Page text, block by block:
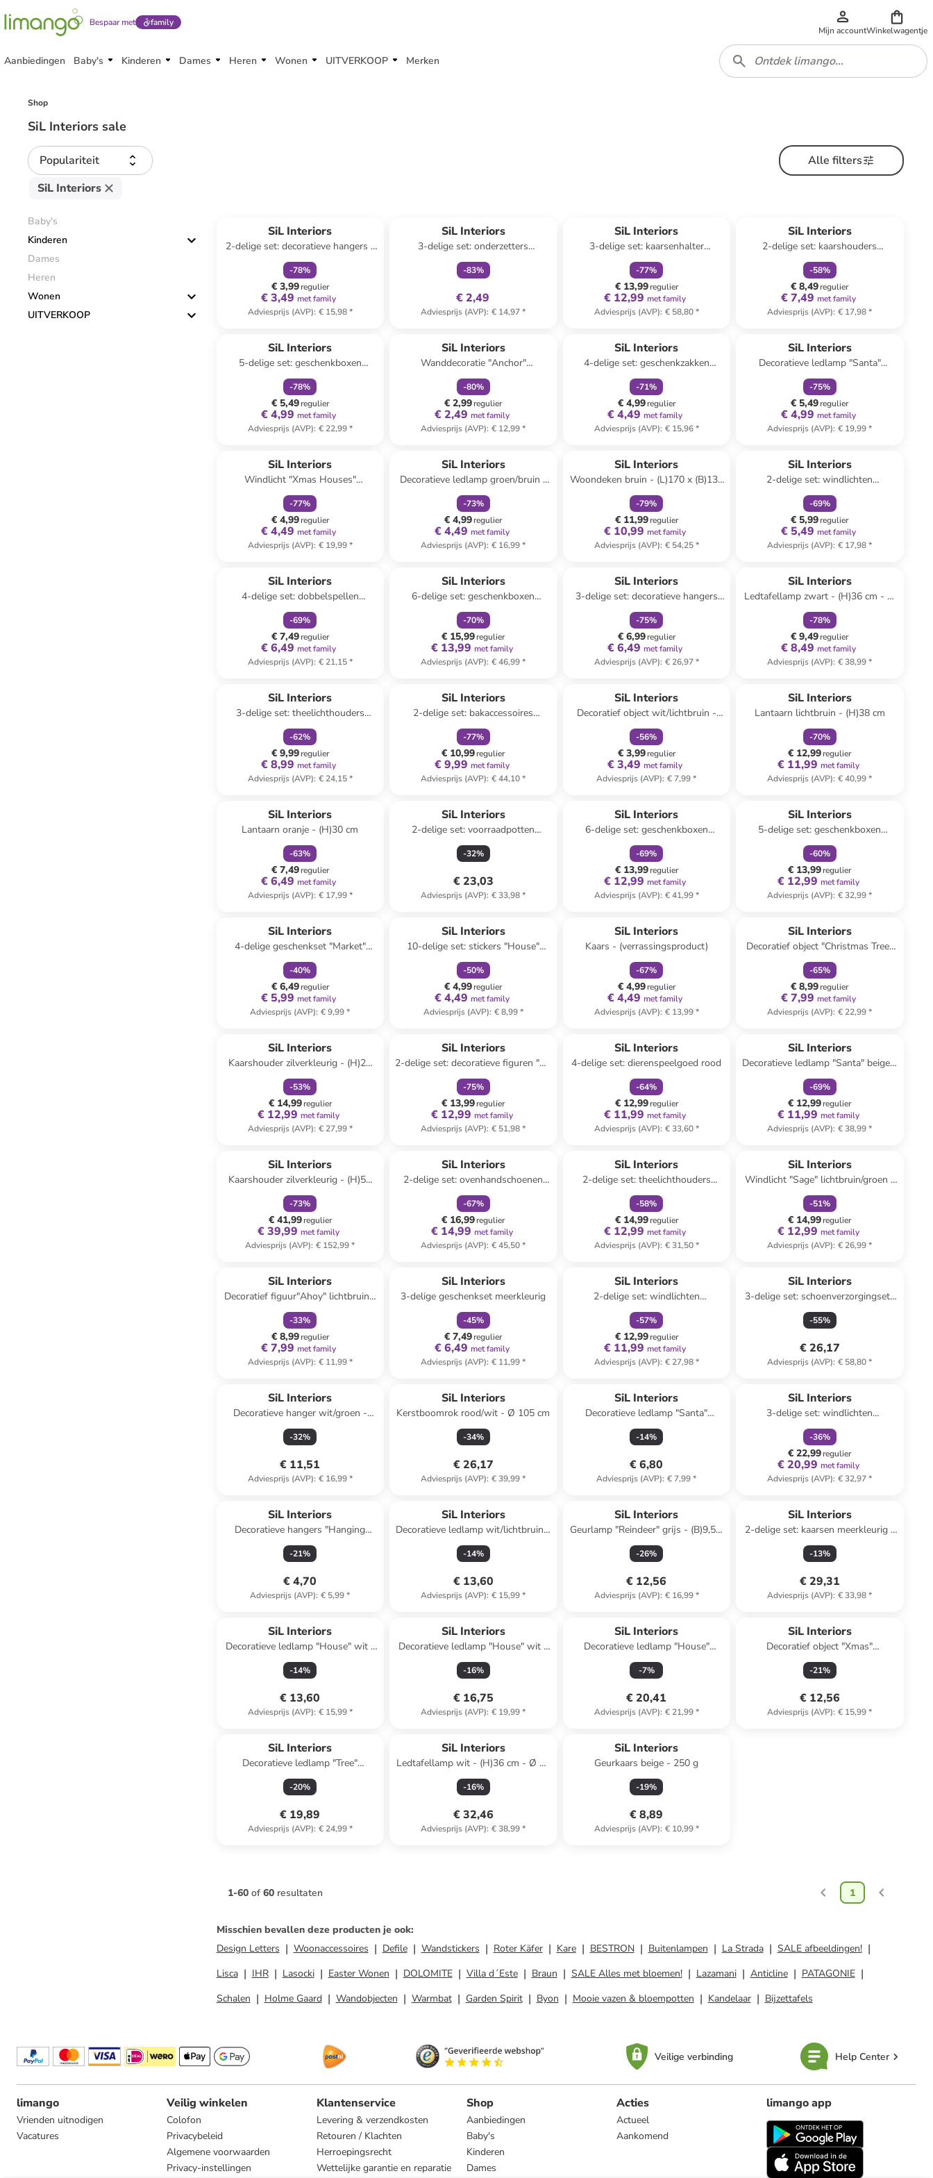
Bespaar met family
Mijn accountWinkelwagentje
Aanbiedingen Baby's Kinderen Dames Heren Wonen UITVERKOOP Merken
Shop
SiL Interiors sale
Populariteit
Alle filters
SiL Interiors
Baby's
Kinderen
Dames
Heren
Wonen
UITVERKOOP
SiL Interiors
2-delige set: decoratieve hangers -
(L)25 cm (verrassingsproduct)
-78%
€ 3,99regulier
€ 3,49 met family
Adviesprijs (AVP): € 15,98*
SiL Interiors
3-delige set: onderzetters
meerkleurig - Ø 10 cm
-83%
€ 2,49
Adviesprijs (AVP): € 14,97*
SiL Interiors
3-delige set: kaarsenhalter
(verrassingsproduct)
-77%
€ 13,99regulier
€ 12,99 met family
Adviesprijs (AVP): € 58,80*
SiL Interiors
2-delige set: kaarshouders
lichtbruin/lichtroze - (H)8 cm
-58%
€ 8,49regulier
€ 7,49 met family
Adviesprijs (AVP): € 17,98*
SiL Interiors
5-delige set: geschenkboxen
lichtbruin/rood
-78%
€ 5,49regulier
€ 4,99 met family
Adviesprijs (AVP): € 22,99*
SiL Interiors
Wanddecoratie "Anchor"
grijs/lichtblauw - (B)22,5 x (H)33
cm
-80%
€ 2,99regulier
€ 2,49 met family
Adviesprijs (AVP): € 12,99*
SiL Interiors
4-delige set: geschenkzakken
zwart/meerkleurig - (B)26 x (H)33 x
(D)13 cm
-71%
€ 4,99regulier
€ 4,49 met family
Adviesprijs (AVP): € 15,96*
SiL Interiors
Decoratieve ledlamp "Santa"
lichtbruin/groen - (H)39 cm
-75%
€ 5,49regulier
€ 4,99 met family
Adviesprijs (AVP): € 19,99*
SiL Interiors
Windlicht "Xmas Houses"
lichtbruin/wit - (B)30 x (H)13,5 x
(D)7,5 cm
-77%
€ 4,99regulier
€ 4,49 met family
Adviesprijs (AVP): € 19,99*
SiL Interiors
Decoratieve ledlamp groen/bruin -
(B)30 x (H)47 x (D)8 cm
-73%
€ 4,99regulier
€ 4,49 met family
Adviesprijs (AVP): € 16,99*
SiL Interiors
Woondeken bruin - (L)170 x (B)130
cm
-79%
€ 11,99regulier
€ 10,99 met family
Adviesprijs (AVP): € 54,25*
SiL Interiors
2-delige set: windlichten
"Deer/Tree" groen - (H)10 x Ø 8,8
cm
-69%
€ 5,99regulier
€ 5,49 met family
Adviesprijs (AVP): € 17,98*
SiL Interiors
4-delige set: dobbelspellen
zwart/wit
-69%
€ 7,49regulier
€ 6,49 met family
Adviesprijs (AVP): € 21,15*
SiL Interiors
6-delige set: geschenkboxen
beige/rood
-70%
€ 15,99regulier
€ 13,99 met family
Adviesprijs (AVP): € 46,99*
SiL Interiors
3-delige set: decoratieve hangers
"Six Pack Beer" goudkleurig/rood -
(H)8,6 cm
-75%
€ 6,99regulier
€ 6,49 met family
Adviesprijs (AVP): € 26,97*
SiL Interiors
Ledtafellamp zwart - (H)36 cm - Ø
11 cm
-78%
€ 9,49regulier
€ 8,49 met family
Adviesprijs (AVP): € 38,99*
SiL Interiors
3-delige set: theelichthouders
"Mushrooms" groen/lichtroze/rood -
(H)8,5 cm
-62%
€ 9,99regulier
€ 8,99 met family
Adviesprijs (AVP): € 24,15*
SiL Interiors
2-delige set: bakaccessoires
lichtbruin
-77%
€ 10,99regulier
€ 9,99 met family
Adviesprijs (AVP): € 44,10*
SiL Interiors
Decoratief object wit/lichtbruin -
(B)15,5 x (H)21 x (D)5 cm
-56%
€ 3,99regulier
€ 3,49 met family
Adviesprijs (AVP): € 7,99*
SiL Interiors
Lantaarn lichtbruin - (H)38 cm
-70%
€ 12,99regulier
€ 11,99 met family
Adviesprijs (AVP): € 40,99*
SiL Interiors
Lantaarn oranje - (H)30 cm
-63%
€ 7,49regulier
€ 6,49 met family
Adviesprijs (AVP): € 17,99*
SiL Interiors
2-delige set: voorraadpotten
turquoise/crème - (H)13,5 cm x Ø
10 cm
-32%
€ 23,03
Adviesprijs (AVP): € 33,98*
SiL Interiors
6-delige set: geschenkboxen
rood/wit/lichtbruin
-69%
€ 13,99regulier
€ 12,99 met family
Adviesprijs (AVP): € 41,99*
SiL Interiors
5-delige set: geschenkboxen
meerkleurig
-60%
€ 13,99regulier
€ 12,99 met family
Adviesprijs (AVP): € 32,99*
SiL Interiors
4-delige geschenkset "Market"
meerkleurig
-40%
€ 6,49regulier
€ 5,99 met family
Adviesprijs (AVP): € 9,99*
SiL Interiors
10-delige set: stickers "House"
zilverkleurig
-50%
€ 4,99regulier
€ 4,49 met family
Adviesprijs (AVP): € 8,99*
SiL Interiors
Kaars - (verrassingsproduct)
-67%
€ 4,99regulier
€ 4,49 met family
Adviesprijs (AVP): € 13,99*
SiL Interiors
Decoratief object "Christmas Tree"
groen/wit - (H)31 x Ø 15 cm
-65%
€ 8,99regulier
€ 7,99 met family
Adviesprijs (AVP): € 22,99*
SiL Interiors
Kaarshouder zilverkleurig - (H)28
cm
-53%
€ 14,99regulier
€ 12,99 met family
Adviesprijs (AVP): € 27,99*
SiL Interiors
2-delige set: decoratieve figuren "Mr
& Mrs Santa" beige/zwart - (H)53
cm
-75%
€ 13,99regulier
€ 12,99 met family
Adviesprijs (AVP): € 51,98*
SiL Interiors
4-delige set: dierenspeelgoed rood
-64%
€ 12,99regulier
€ 11,99 met family
Adviesprijs (AVP): € 33,60*
SiL Interiors
Decoratieve ledlamp "Santa" beige -
(B)19 x (H)68 x (D)14 cm
-69%
€ 12,99regulier
€ 11,99 met family
Adviesprijs (AVP): € 38,99*
SiL Interiors
Kaarshouder zilverkleurig - (H)58
cm
-73%
€ 41,99regulier
€ 39,99 met family
Adviesprijs (AVP): € 152,99*
SiL Interiors
2-delige set: ovenhandschoenen
crème/rood - (L)92 x (B)18 cm
-67%
€ 16,99regulier
€ 14,99 met family
Adviesprijs (AVP): € 45,50*
SiL Interiors
2-delige set: theelichthouders
groen/lichtblauw - (B)20 x (H)8 x
(D)14 cm
-58%
€ 14,99regulier
€ 12,99 met family
Adviesprijs (AVP): € 31,50*
SiL Interiors
Windlicht "Sage" lichtbruin/groen -
(L)14 x (B)39 cm
-51%
€ 14,99regulier
€ 12,99 met family
Adviesprijs (AVP): € 26,99*
SiL Interiors
Decoratief figuur"Ahoy" lichtbruin -
(B)28,5 x (H)11 cm
-33%
€ 8,99regulier
€ 7,99 met family
Adviesprijs (AVP): € 11,99*
SiL Interiors
3-delige geschenkset meerkleurig
-45%
€ 7,49regulier
€ 6,49 met family
Adviesprijs (AVP): € 11,99*
SiL Interiors
2-delige set: windlichten
lichtblauw/groen - (H)15 x Ø 14,5
cm
-57%
€ 12,99regulier
€ 11,99 met family
Adviesprijs (AVP): € 27,98*
SiL Interiors
3-delige set: schoenverzorgingsets
bruin
-55%
€ 26,17
Adviesprijs (AVP): € 58,80*
SiL Interiors
Decoratieve hanger wit/groen -
(L)40 x (B)38 cm
-32%
€ 11,51
Adviesprijs (AVP): € 16,99*
SiL Interiors
Kerstboomrok rood/wit - Ø 105 cm
-34%
€ 26,17
Adviesprijs (AVP): € 39,99*
SiL Interiors
Decoratieve ledlamp "Santa"
wit/lichtbruin - (B)8 x (H)14 x (D)7,5
cm
-14%
€ 6,80
Adviesprijs (AVP): € 7,99*
SiL Interiors
3-delige set: windlichten
wit/lichtbruin - (B)17 x (H)14 x (D)5
cm
-36%
€ 22,99regulier
€ 20,99 met family
Adviesprijs (AVP): € 32,97*
SiL Interiors
Decoratieve hangers "Hanging
Santa" rood/wit/grijs - (B)5,4 x
(H)10 x (D)4 cm
-21%
€ 4,70
Adviesprijs (AVP): € 5,99*
SiL Interiors
Decoratieve ledlamp wit/lichtbruin -
(B)15 x (H)15 x (D)6,5 cm
-14%
€ 13,60
Adviesprijs (AVP): € 15,99*
SiL Interiors
Geurlamp "Reindeer" grijs - (B)9,5 x
(H)14 x (D)13 cm
-26%
€ 12,56
Adviesprijs (AVP): € 16,99*
SiL Interiors
2-delige set: kaarsen meerkleurig -
2x 50 g
-13%
€ 29,31
Adviesprijs (AVP): € 33,98*
SiL Interiors
Decoratieve ledlamp "House" wit -
(B)11,5 x (H)14 x (D)6,5 cm
-14%
€ 13,60
Adviesprijs (AVP): € 15,99*
SiL Interiors
Decoratieve ledlamp "House" wit -
(B)13 x (H)17,5 x (D)6,5 cm
-16%
€ 16,75
Adviesprijs (AVP): € 19,99*
SiL Interiors
Decoratieve ledlamp "House"
groen/lichtbruin - Ø 30 cm
-7%
€ 20,41
Adviesprijs (AVP): € 21,99*
SiL Interiors
Decoratief object "Xmas"
lichtbruin/beige/wit - (B)33 x (H)22
x (D)6 cm
-21%
€ 12,56
Adviesprijs (AVP): € 15,99*
SiL Interiors
Decoratieve ledlamp "Tree"
wit/lichtbruin - (B)20 x (H)20,5 x
(D)5,5 cm
-20%
€ 19,89
Adviesprijs (AVP): € 24,99*
SiL Interiors
Ledtafellamp wit - (H)36 cm - Ø 11
cm
-16%
€ 32,46
Adviesprijs (AVP): € 38,99*
SiL Interiors
Geurkaars beige - 250 g
-19%
€ 8,89
Adviesprijs (AVP): € 10,99*
1-60 of 60 resultaten 1
Misschien bevallen deze producten je ook:
Design Letters
Woonaccessoires Defile Wandstickers Roter Käfer Kare BESTRON Buitenlampen La Strada
SALE afbeeldingen!
Lisca
IHR Lasocki Easter Wonen DOLOMITE Villa d´Este Braun SALE Alles met bloemen! Lazamani Anticline
PATAGONIE
Schalen
Holme Gaard Wandobjecten Warmbat Garden Spirit Byon Mooie vazen & bloempotten Kandelaar Bijzettafels
Veilige verbinding Help Center
limango
Vrienden uitnodigen
Vacatures
Veilig winkelen
Colofon
Privacybeleid
Algemene voorwaarden
Privacy-instellingen
Klantenservice
Levering & verzendkosten
Retouren / Klachten
Herroepingsrecht
Wettelijke garantie en reparatie
Shop
Aanbiedingen
Baby's
Kinderen
Dames
Acties
Actueel
Aankomend
limango app